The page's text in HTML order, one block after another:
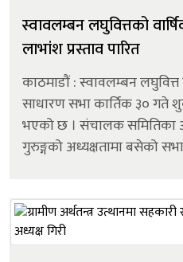
स्वावलम्बन लघुवित्तको
लाभांश प्रस्ताव पारित
काठमाडौं : स्वावलम्बन
साधारण सभा कार्तिक ३० गते
भएको छ । संचालक समितिका
गुरुङ्गको अध्यक्षतामा बसेको